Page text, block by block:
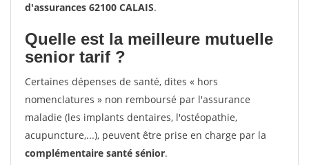
d'assurances 62100 CALAIS.
Quelle est la meilleure mutuelle
senior tarif ?
Certaines dépenses de santé, dites « hors
nomenclatures » non remboursé par l'assurance
maladie (les implants dentaires, l'ostéopathie,
acupuncture,...), peuvent être prise en charge par la
complémentaire santé sénior.